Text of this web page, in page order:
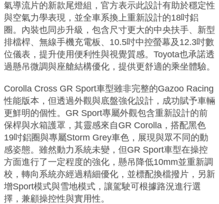
氣導流片的新款尾燈組，官方表示此設計有助於穩定性
與空氣力學表現，並全車系換上重新設計的18吋鋁
圈。內裝也同步升級，包含尺寸更大的中央扶手、新型
排檔桿、無線手機充電板、10.5吋中控螢幕及12.3吋數
位儀表，提升使用便利性與視覺質感。Toyota也承諾透
過懸吊微調與座艙結構優化，提供更舒適的乘坐體驗。
Corolla Cross GR Sport車型雖非完整的Gazoo Racing
性能版本，但透過外觀與底盤強化設計，成功賦予車輛
更鮮明的個性。GR Sport專屬外觀包含重新設計的前
保桿與水箱護罩，其靈感來自GR Corolla，搭配黑色
19吋鋁圈與專屬Storm Grey車色，展現與眾不同的動
感姿態。雖然動力系統未變，但GR Sport車型在操控
方面進行了一定程度的強化，懸吊降低10mm並重新調
校，轉向系統亦經過精細優化，並標配換檔撥片，另新
增Sport模式與雪地模式，讓駕駛可根據路況進行選
擇，兼顧操控性與實用性。